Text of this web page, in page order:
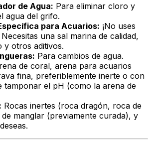
de Agua: Para eliminar cloro y
agua del grifo.
para Acuarios: ¡No uses
una sal marina de calidad,
y otros aditivos.
Para cambios de agua.
de coral, arena para acuarios
fina, preferiblemente inerte o con
tamponar el pH (como la arena de
Rocas inertes (roca dragón, roca de
manglar (previamente curada), y